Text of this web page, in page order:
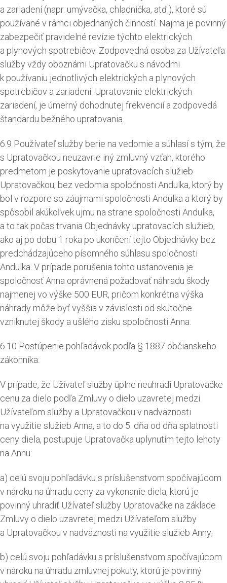
a zariadení (napr. umývačka, chladnička, atď.), ktoré sú
používané v rámci objednaných činností. Najmä je povinný
zabezpečiť pravidelné revízie týchto elektrických
a plynových spotrebičov. Zodpovedná osoba za Užívateľa
služby vždy oboznámi Upratovačku s návodmi
k používaniu jednotlivých elektrických a plynových
spotrebičov a zariadení. Upratovanie elektrických
zariadení, je úmerný dohodnutej frekvencií a zodpovedá
štandardu bežného upratovania.
6.9 Používateľ služby berie na vedomie a súhlasí s tým, že
s Upratovačkou neuzavrie iný zmluvný vzťah, ktorého
predmetom je poskytovanie upratovacích služieb
Upratovačkou, bez vedomia spoločnosti Andulka, ktorý by
bol v rozpore so záujmami spoločnosti Andulka a ktorý by
spôsobil akúkoľvek ujmu na strane spoločnosti Andulka,
a to tak počas trvania Objednávky upratovacích služieb,
ako aj po dobu 1 roka po ukončení tejto Objednávky bez
predchádzajúceho písomného súhlasu spoločnosti
Andulka. V prípade porušenia tohto ustanovenia je
spoločnosť Anna oprávnená požadovať náhradu škody
najmenej vo výške 500 EUR, pričom konkrétna výška
náhrady môže byť vyššia v závislosti od skutočne
vzniknutej škody a ušlého zisku spoločnosti Anna.
6.10 Postúpenie pohľadávok podľa § 1887 občianskeho
zákonníka:
V prípade, že Užívateľ služby úplne neuhradí Upratovačke
cenu za dielo podľa Zmluvy o dielo uzavretej medzi
Užívateľom služby a Upratovačkou v nadväznosti
na využitie služieb Anna, a to do 5. dňa od dňa splatnosti
ceny diela, postupuje Upratovačka uplynutím tejto lehoty
na Annu:
a) celú svoju pohľadávku s príslušenstvom spočívajúcom
v nároku na úhradu ceny za vykonanie diela, ktorú je
povinný uhradiť Užívateľ služby Upratovačke na základe
Zmluvy o dielo uzavretej medzi Užívateľom služby
a Upratovačkou v nadväznosti na využitie služieb Anny;
b) celú svoju pohľadávku s príslušenstvom spočívajúcom
v nároku na úhradu zmluvnej pokuty, ktorú je povinný